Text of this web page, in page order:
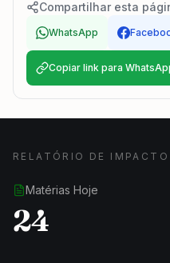
Compartilhar esta
WhatsApp
Copiar link para
RELATÓRIO DE
Matérias Hoje
24